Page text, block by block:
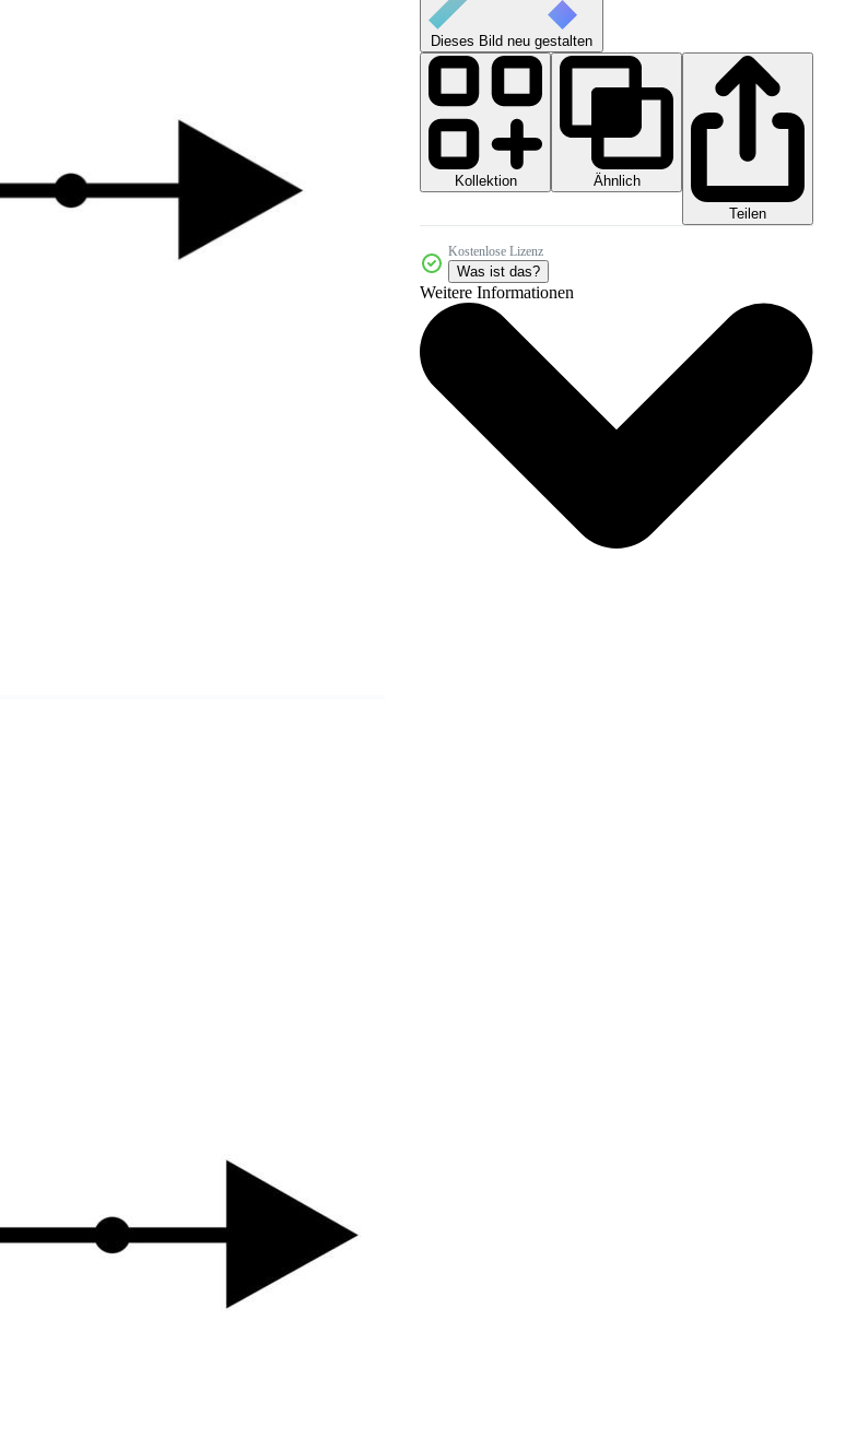
Dieses Bild neu gestalten
Kollektion
Ähnlich
Teilen
Kostenlose Lizenz
Was ist das?
Weitere Informationen